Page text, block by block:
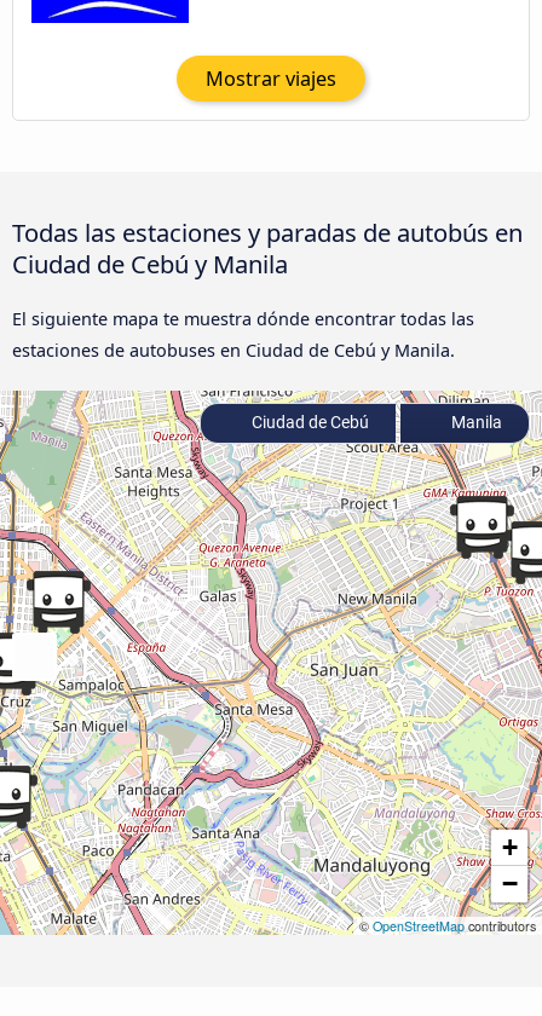
Mostrar viajes
Todas las estaciones y paradas de autobús en
Ciudad de Cebú y Manila
El siguiente mapa te muestra dónde encontrar todas las
estaciones de autobuses en Ciudad de Cebú y Manila.
+
−
© OpenStreetMap contributors
Ciudad de Cebú Manila